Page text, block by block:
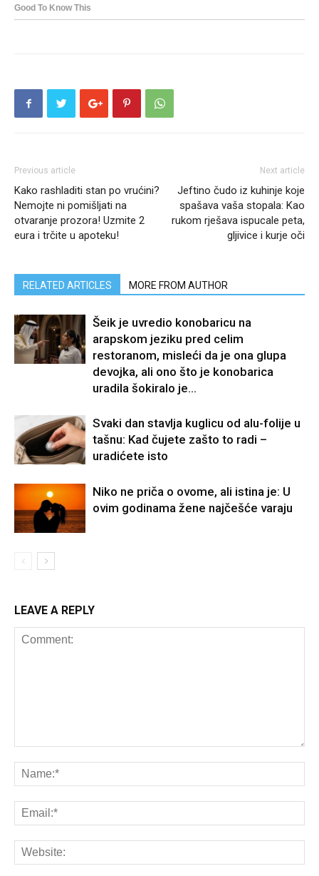
Previous article
Kako rashladiti stan po vrućini?
Nemojte ni pomišljati na
otvaranje prozora! Uzmite 2
eura i trčite u apoteku!
Next article
Jeftino čudo iz kuhinje koje
spašava vaša stopala: Kao
rukom rješava ispucale peta,
gljivice i kurje oči
RELATED ARTICLES MORE FROM AUTHOR
Šeik je uvredio konobaricu na
arapskom jeziku pred celim
restoranom, misleći da je ona glupa
devojka, ali ono što je konobarica
uradila šokiralo je...
Svaki dan stavlja kuglicu od alu-folije u
tašnu: Kad čujete zašto to radi –
uradićete isto
Niko ne priča o ovome, ali istina je: U
ovim godinama žene najčešće varaju
LEAVE A REPLY